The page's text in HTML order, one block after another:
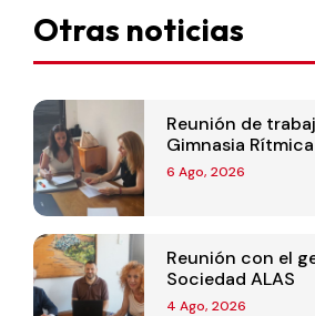
Otras noticias
Reunión de
Gimnasia
6 Ago, 2026
Reunión con el
Sociedad ALAS
4 Ago, 2026